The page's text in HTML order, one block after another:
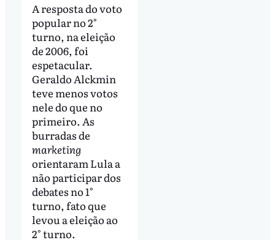
A resposta do voto
popular no 2°
turno, na eleição
de 2006, foi
espetacular.
Geraldo Alckmin
teve menos votos
nele do que no
primeiro. As
burradas de
marketing
orientaram Lula a
não participar dos
debates no 1°
turno, fato que
levou a eleição ao
2° turno.